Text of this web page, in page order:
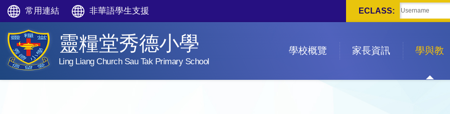
常用連結 非華語學生支援 ECLASS:
靈糧堂秀德小學
Ling Liang Church Sau Tak Primary School
學校概覽 家長資訊 學與教